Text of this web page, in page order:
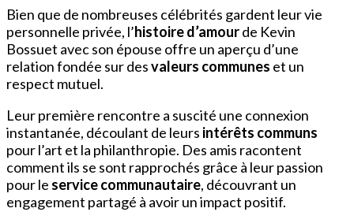
Bien que de nombreuses célébrités gardent leur vie
personnelle privée, l’histoire d’amourde Kevin
Bossuet avec son épouse offre un aperçu d’une
relation fondée sur desvaleurs communes et un
respect mutuel.
Leur première rencontre a suscité une connexion
instantanée, découlant de leurs intérêts communs
pour l’art et la philanthropie. Des amis racontent
comment ils se sont rapprochés grâce à leur passion
pour le service communautaire, découvrant un
engagement partagé à avoir un impact positif.